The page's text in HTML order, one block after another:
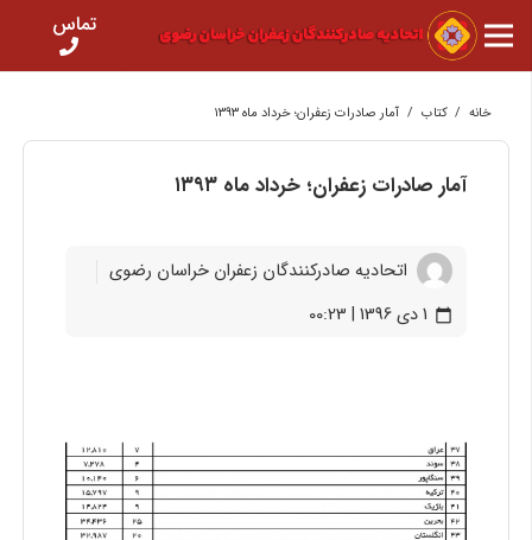
تماس
خانه / کتاب / آمار صادرات زعفران؛ خرداد ماه ۱۳۹۳
آمار صادرات زعفران؛ خرداد ماه ۱۳۹۳
اتحادیه صادرکنندگان زعفران خراسان رضوی
calendar_today 1 دی 1396 | 00:23